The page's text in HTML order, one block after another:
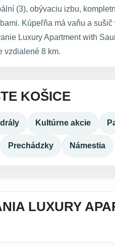
(3), obývaciu izbu,
Kúpeľňa má vaňu a
Luxury Apartment with
vzdialené 8 km.
KOŠICE
Kultúrne akcie
Prechádzky Námestia
LUXURY